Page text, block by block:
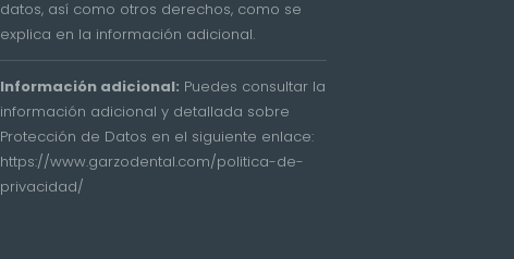
datos, así como otros derechos, como se
explica en la información adicional.
Información adicional: Puedes consultar la
información adicional y detallada sobre
Protección de Datos en el siguiente enlace:
https://www.garzodental.com/politica-de-
privacidad/